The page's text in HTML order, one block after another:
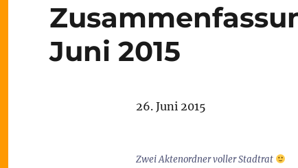
Juni 2015
26. Juni 2015
Zwei Aktenordner voller Stadtrat